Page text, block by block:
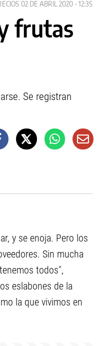
02 DE ABRIL 2020 - 12:35
frutas
Se registran
y se enoja. Pero los
Sin mucha
todos",
eslabones de la
la que vivimos en